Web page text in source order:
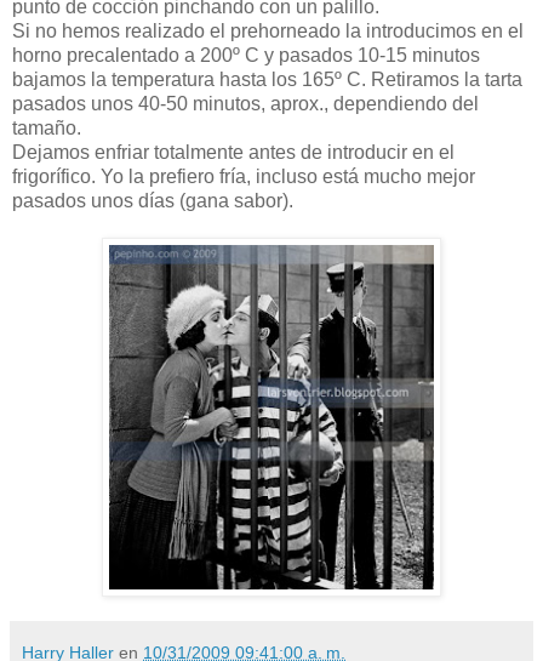
punto de cocción pinchando con un palillo.
Si no hemos realizado el prehorneado la introducimos en el
horno precalentado a 200º C y pasados 10-15 minutos
bajamos la temperatura hasta los 165º C. Retiramos la tarta
pasados unos 40-50 minutos, aprox., dependiendo del
tamaño.
Dejamos enfriar totalmente antes de introducir en el
frigorífico. Yo la prefiero fría, incluso está mucho mejor
pasados unos días (gana sabor).
Harry Haller en 10/31/2009 09:41:00 a. m.